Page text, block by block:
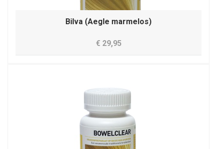
Bilva (Aegle marmelos)
€ 29,95